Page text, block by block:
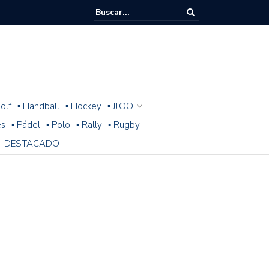
▪ Handball ▪ Hockey ▪ JJ.OO
▪ Pádel ▪ Polo ▪ Rally ▪ Rugby
DESTACADO